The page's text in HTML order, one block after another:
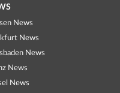
News
News
News
News
News